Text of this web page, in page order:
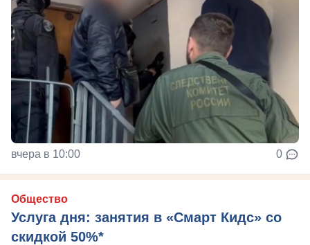
вчера в 10:00 0
Общество
Услуга дня: занятия в «Смарт Кидс» со
скидкой 50%*